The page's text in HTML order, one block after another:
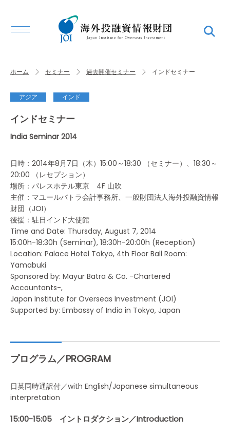
ホーム セミナー 過去開催セミナー インドセミナー
アジア インド
インドセミナー
India Seminar 2014
日時：2014年8月7日（木）15:00～18:30 （セミナー）、18:30～
20:00 （レセプション）
場所：パレスホテル東京 4F 山吹
主催：マユールバトラ会計事務所、一般財団法人海外投融資情報
財団（JOI）
後援：駐日インド大使館
Time and Date: Thursday, August 7, 2014
15:00h-18:30h (Seminar), 18:30h-20:00h (Reception)
Location: Palace Hotel Tokyo, 4th Floor Ball Room:
Yamabuki
Sponsored by: Mayur Batra & Co. -Chartered
Accountants-,
Japan Institute for Overseas Investment (JOI)
Supported by: Embassy of India in Tokyo, Japan
プログラム／PROGRAM
日英同時通訳付／with English/Japanese simultaneous
interpretation
15:00-15:05 イントロダクション／Introduction